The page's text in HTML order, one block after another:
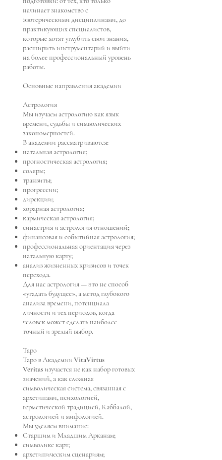
начинает знакомство с
эзотерическими дисциплинами, до
практикующих специалистов,
которые хотят углубить свои знания,
расширить инструментарий и выйти
на более профессиональный уровень
работы.
Основные направления академии
Астрология
Мы изучаем астрологию как язык
времени, судьбы и символических
закономерностей.
В академии рассматриваются:
натальная астрология;
прогностическая астрология;
соляры;
транзиты;
прогрессии;
дирекции;
хорарная астрология;
кармическая астрология;
синастрия и астрология отношений;
финансовая и событийная астрология;
профессиональная ориентация через
натальную карту;
анализ жизненных кризисов и точек
перехода.
Для нас астрология — это не способ
«угадать будущее», а метод глубокого
анализа времени, потенциала
личности и тех периодов, когда
человек может сделать наиболее
точный и зрелый выбор.
Таро
Таро в Академии VitaVirtus
Veritas изучается не как набор готовых
значений, а как сложная
символическая система, связанная с
архетипами, психологией,
герметической традицией, Каббалой,
астрологией и мифологией.
Мы уделяем внимание:
Старшим и Младшим Арканам;
символике карт;
архетипическим сценариям;